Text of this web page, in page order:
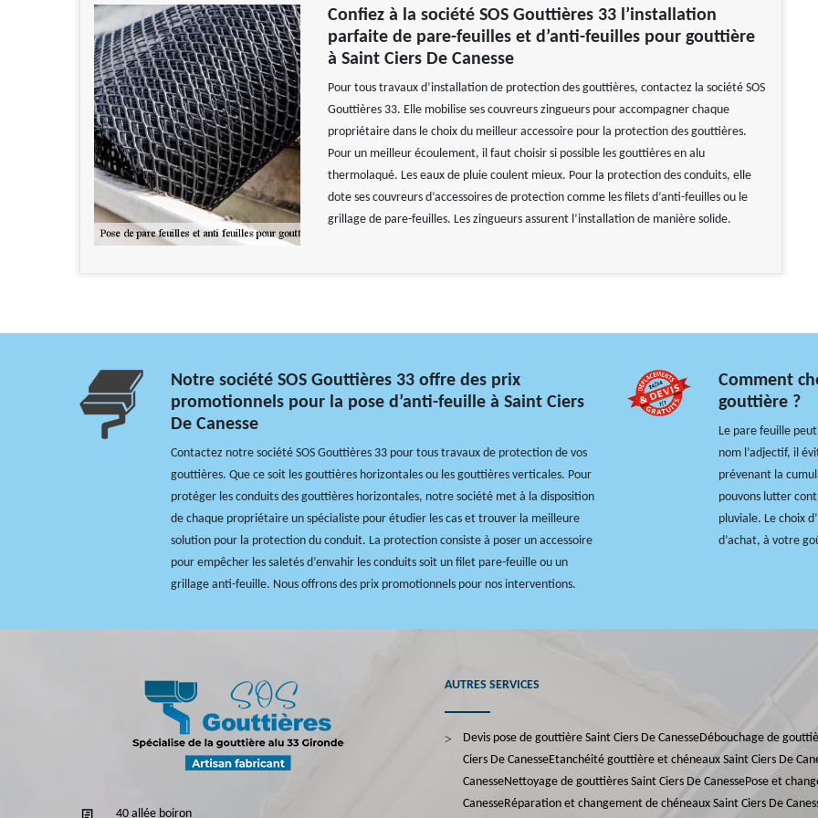
Confiez à la société SOS Gouttières 33 l’installation
parfaite de pare-feuilles et d’anti-feuilles pour gouttière
à Saint Ciers De Canesse
Pour tous travaux d’installation de protection des gouttières, contactez la société SOS
Gouttières 33. Elle mobilise ses couvreurs zingueurs pour accompagner chaque
propriétaire dans le choix du meilleur accessoire pour la protection des gouttières.
Pour un meilleur écoulement, il faut choisir si possible les gouttières en alu
thermolaqué. Les eaux de pluie coulent mieux. Pour la protection des conduits, elle
dote ses couvreurs d’accessoires de protection comme les filets d’anti-feuilles ou le
grillage de pare-feuilles. Les zingueurs assurent l’installation de manière solide.
Notre société SOS Gouttières 33 offre des prix
promotionnels pour la pose d’anti-feuille à Saint Ciers
De Canesse
Contactez notre société SOS Gouttières 33 pour tous travaux de protection de vos
gouttières. Que ce soit les gouttières horizontales ou les gouttières verticales. Pour
protéger les conduits des gouttières horizontales, notre société met à la disposition
de chaque propriétaire un spécialiste pour étudier les cas et trouver la meilleure
solution pour la protection du conduit. La protection consiste à poser un accessoire
pour empêcher les saletés d’envahir les conduits soit un filet pare-feuille ou un
grillage anti-feuille. Nous offrons des prix promotionnels pour nos interventions.
Comment
gouttière ?
Le pare feuille
nom l’adjectif, il
prévenant la
pouvons lutter
pluviale. Le choix
d’achat, à votre
40 allée boiron
AUTRES SERVICES
Devis pose de gouttière Saint Ciers De CanesseDébouchage de
Ciers De CanesseEtanchéité gouttière et chéneaux Saint Ciers De
CanesseNettoyage de gouttières Saint Ciers De CanessePose et
CanesseRéparation et changement de chéneaux Saint Ciers De